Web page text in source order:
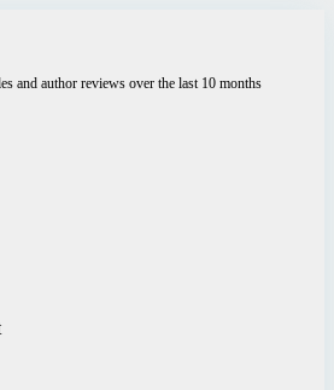
and author reviews over the last 10 months